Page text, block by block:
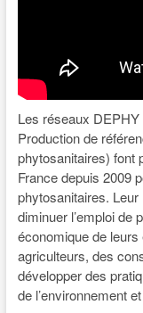
Les réseaux
Production de
phytosanitaires) font
France depuis 2009
phytosanitaires.
diminuer l’emploi de
économique de
agriculteurs, des
développer des
de l’environnement